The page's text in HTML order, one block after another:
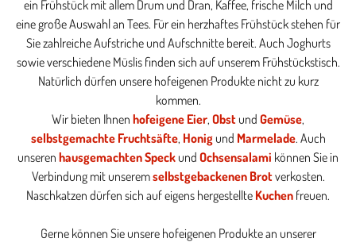
ein Frühstück mit allem Drum und Dran, Kaffee, frische Milch und
eine große Auswahl an Tees. Für ein herzhaftes Frühstück stehen für
Sie zahlreiche Aufstriche und Aufschnitte bereit. Auch Joghurts
sowie verschiedene Müslis finden sich auf unserem Frühstückstisch.
Natürlich dürfen unsere hofeigenen Produkte nicht zu kurz
kommen.
Wir bieten Ihnen hofeigene Eier, Obst und Gemüse,
selbstgemachte Fruchtsäfte, Honigund Marmelade. Auch
unseren hausgemachten Speck und Ochsensalami können Sie in
Verbindung mit unseremselbstgebackenen Brotverkosten.
Naschkatzen dürfen sich auf eigens hergestellte Kuchen freuen.
Gerne können Sie unsere hofeigenen Produkte an unserer